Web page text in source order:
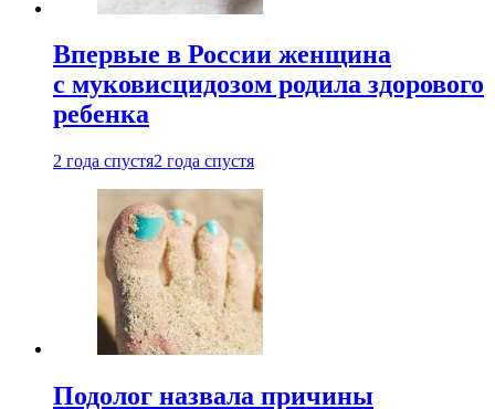
Впервые в России женщина
с муковисцидозом родила здорового
ребенка
2 года спустя2 года спустя
Подолог назвала причины